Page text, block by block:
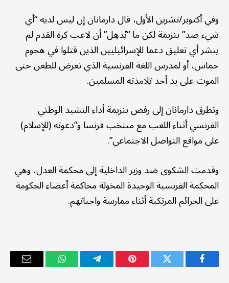
وفي أكتوبر/تشرين الأول، قال دارمانان إن ليس لديه “أي
شيء ضد” بنزيمة لكن ما “يُذهِل” أن لاعب كرة القدم لم
ينشر أي تعليق دعما للإسرائيليين الذين قتلوا في هجوم
حماس، أو لمدرس اللغة الفرنسية الذي تعرض للطعن حتى
الموت على يد أحد تلامذته المسلمين.
وتطرق دارمانان إلى رفض بنزيمة أداء النشيد الوطني
الفرنسي أثناء اللعب مع منتخب فرنسا و”دعوته (للإسلام)
على مواقع التواصل الاجتماعي”.
وقدمت الشكوى ضد وزير الداخلية إلى محكمة العدل، وهي
المحكمة الفرنسية الوحيدة المخولة محاكمة أعضاء الحكومة
على الجرائم المرتكبة أثناء ممارسة واجباتهم.
فيسبوك تويتر بينتيريستتيلقرام واتساب
البريد